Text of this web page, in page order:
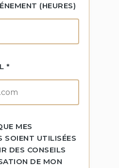
(HEURES)
*
MES
SOIENT UTILISÉES
DES CONSEILS
DE MON